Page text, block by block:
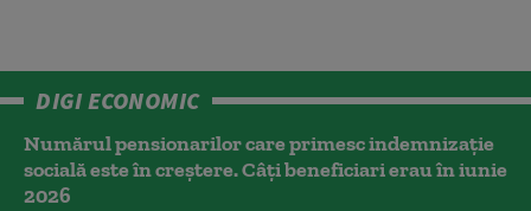
DIGI ECONOMIC
Numărul pensionarilor care primesc indemnizaţie
socială este în creștere. Câți beneficiari erau în iunie
2026